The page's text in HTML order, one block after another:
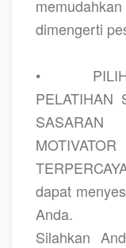
dimengerti
•
PELATIHAN
SASARAN
dapat
Anda.
Silahkan